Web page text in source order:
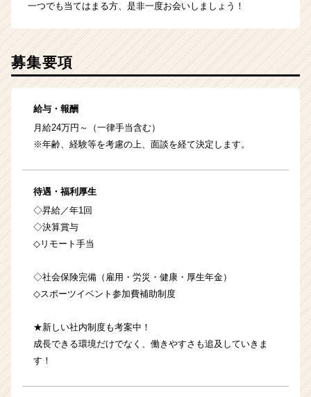
一つでも当てはまる方、是非一度お会いしましょう！
募集要項
給与・報酬
月給24万円～（一律手当含む）
※年齢、経験等を考慮の上、面談を経て決定します。
待遇・福利厚生
◇昇給／年1回
◇決算賞与
◇リモート手当
◇社会保険完備（雇用・労災・健康・厚生年金）
◇スポーツイベント参加費補助制度
★新しい社内制度も考案中！
成長できる環境だけでなく、働きやすさも追及していきま
す！